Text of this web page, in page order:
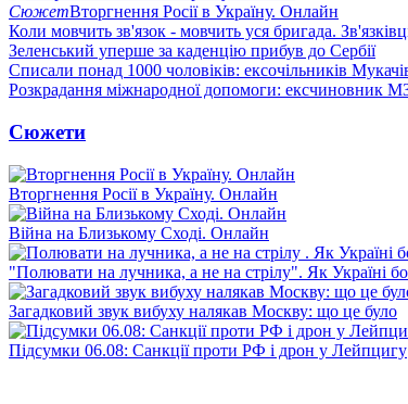
СюжетВторгнення Росії в Україну. Онлайн
Коли мовчить зв'язок - мовчить уся бригада.
Зеленський уперше за каденцію прибув до Сербії
Списали понад 1000 чоловіків: ексочільників
Розкрадання міжнародної допомоги: ексчиновник
Сюжети
Вторгнення Росії в Україну. Онлайн
Війна на Близькому Сході. Онлайн
"Полювати на лучника, а не на стрілу". Як Україні
Загадковий звук вибуху налякав Москву: що це було
Підсумки 06.08: Санкції проти РФ і дрон у Лейпцигу